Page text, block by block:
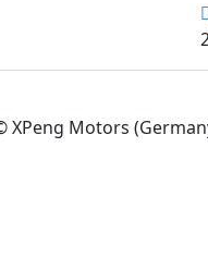
XPeng Motors